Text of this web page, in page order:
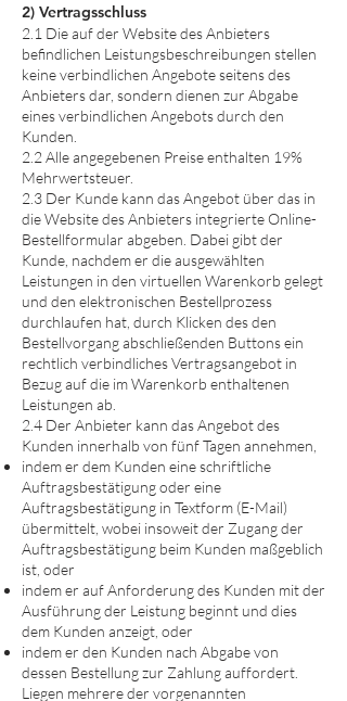
2) Vertragsschluss
2.1 Die auf der Website des Anbieters
befindlichen Leistungsbeschreibungen stellen
keine verbindlichen Angebote seitens des
Anbieters dar, sondern dienen zur Abgabe
eines verbindlichen Angebots durch den
Kunden.
2.2 Alle angegebenen Preise enthalten 19%
Mehrwertsteuer.
2.3 Der Kunde kann das Angebot über das in
die Website des Anbieters integrierte Online-
Bestellformular abgeben. Dabei gibt der
Kunde, nachdem er die ausgewählten
Leistungen in den virtuellen Warenkorb gelegt
und den elektronischen Bestellprozess
durchlaufen hat, durch Klicken des den
Bestellvorgang abschließenden Buttons ein
rechtlich verbindliches Vertragsangebot in
Bezug auf die im Warenkorb enthaltenen
Leistungen ab.
2.4 Der Anbieter kann das Angebot des
Kunden innerhalb von fünf Tagen annehmen,
indem er dem Kunden eine schriftliche
Auftragsbestätigung oder eine
Auftragsbestätigung in Textform (E-Mail)
übermittelt, wobei insoweit der Zugang der
Auftragsbestätigung beim Kunden maßgeblich
ist, oder
indem er auf Anforderung des Kunden mit der
Ausführung der Leistung beginnt und dies
dem Kunden anzeigt, oder
indem er den Kunden nach Abgabe von
dessen Bestellung zur Zahlung auffordert.
Liegen mehrere der vorgenannten